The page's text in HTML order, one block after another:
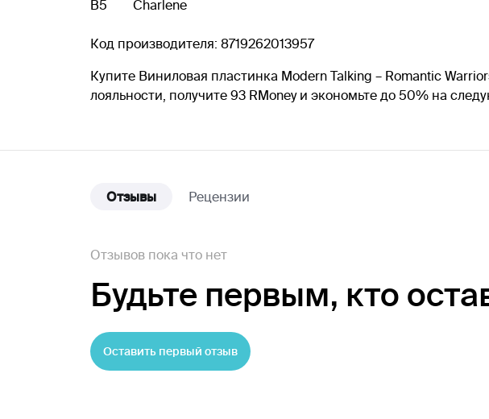
B5 Charlene
Код производителя: 8719262013957
Купите Виниловая пластинка Modern Talking – Romantic
лояльности, получите 93 RMoney и экономьте до 50% на
Отзывы Рецензии
Отзывов пока что нет
Будьте первым, кто
Оставить первый отзыв